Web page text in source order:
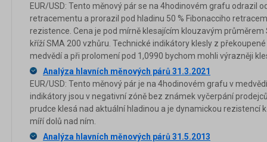
EUR/USD: Tento měnový pár se na 4hodinovém grafu odrazil
retracementu a prorazil pod hladinu 50 % Fibonacciho
rezistence. Cena je pod mírně klesajícím klouzavým průměrem
kříží SMA 200 vzhůru. Technické indikátory klesly z
medvědí a při prolomení pod 1,0990 bychom mohli výrazněji
Analýza hlavních měnových párů 31.3.2021
EUR/USD: Tento měnový pár je na 4hodinovém grafu v
indikátory jsou v negativní zóně bez známek vyčerpání
prudce klesá nad aktuální hladinou a je dynamickou rezistencí
míří dolů nad ním.
Analýza hlavních měnových párů 31.5.2013